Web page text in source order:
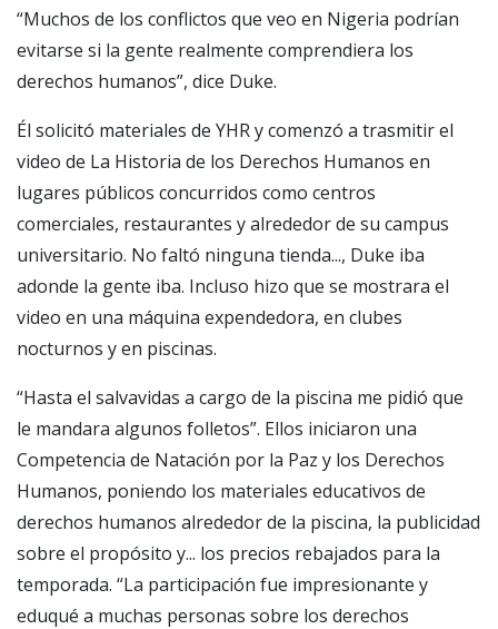
“Muchos de los conflictos que veo en Nigeria podrían
evitarse si la gente realmente comprendiera los
derechos humanos”, dice Duke.
Él solicitó materiales de YHR y comenzó a trasmitir el
video de La Historia de los Derechos Humanos en
lugares públicos concurridos como centros
comerciales, restaurantes y alrededor de su campus
universitario. No faltó ninguna tienda..., Duke iba
adonde la gente iba. Incluso hizo que se mostrara el
video en una máquina expendedora, en clubes
nocturnos y en piscinas.
“Hasta el salvavidas a cargo de la piscina me pidió que
le mandara algunos folletos”. Ellos iniciaron una
Competencia de Natación por la Paz y los Derechos
Humanos, poniendo los materiales educativos de
derechos humanos alrededor de la piscina, la publicidad
sobre el propósito y... los precios rebajados para la
temporada. “La participación fue impresionante y
eduqué a muchas personas sobre los derechos